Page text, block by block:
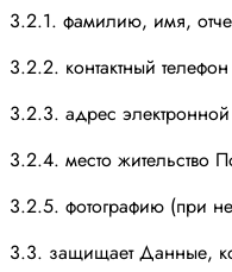
3.2.1. фамилию, имя,
3.2.2. контактный
3.2.3. адрес электронной
3.2.4. место жительство
3.2.5. фотографию (при
3.3. защищает Данные,